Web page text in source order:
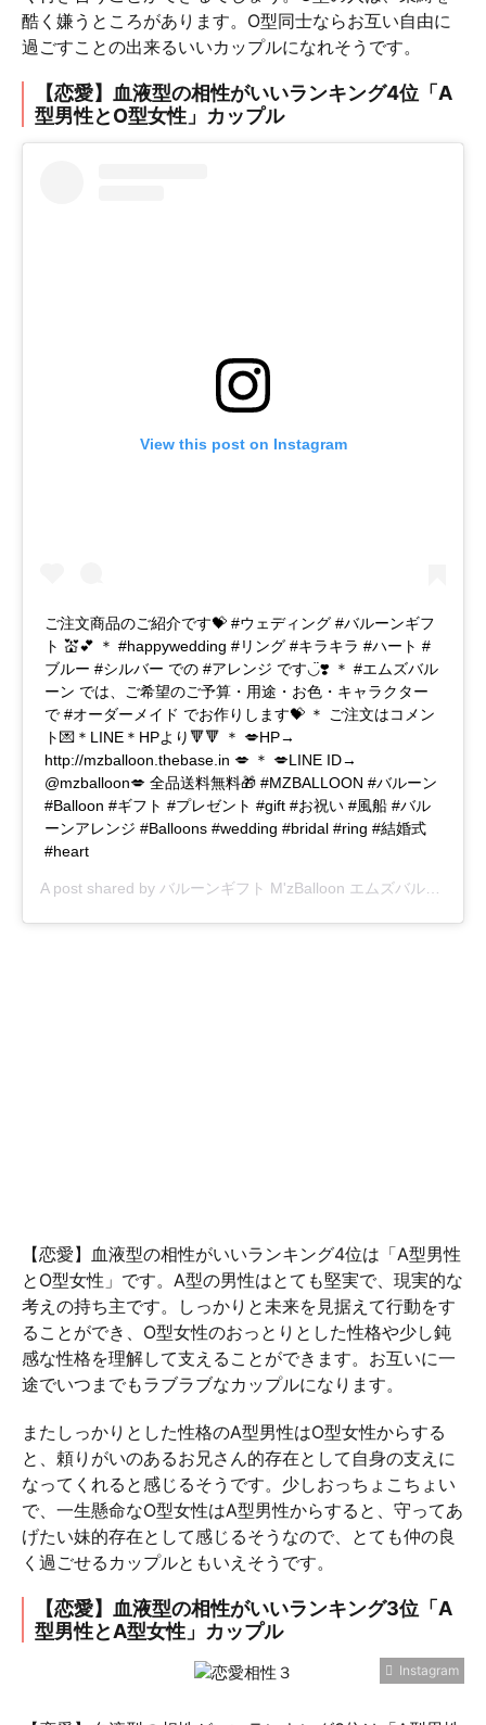
酷く嫌うところがあります。O型同士ならお互い自由に
過ごすことの出来るいいカップルになれそうです。
【恋愛】血液型の相性がいいランキング4位「A
型男性とO型女性」カップル
View this post on Instagram
ご注文商品のご紹介です💝 #ウェディング #バルーンギフ
ト 💒💕 ＊ #happywedding #リング #キラキラ #ハート #
ブルー #シルバー での #アレンジ です◡̈❣️ ＊ #エムズバル
ーン では、ご希望のご予算・用途・お色・キャラクター
で #オーダーメイド でお作りします💝 ＊ ご注文はコメン
ト💌＊LINE＊HPより🔻🔻 ＊ 💋HP→
http://mzballoon.thebase.in 💋 ＊ 💋LINE ID→
@mzballoon💋 全品送料無料🎁 #MZBALLOON #バルーン
#Balloon #ギフト #プレゼント #gift #お祝い #風船 #バル
ーンアレンジ #Balloons #wedding #bridal #ring #結婚式
#heart
A post shared by バルーンギフト M'zBalloon エムズバルーン
【恋愛】血液型の相性がいいランキング4位は「A型男性
とO型女性」です。A型の男性はとても堅実で、現実的な
考えの持ち主です。しっかりと未来を見据えて行動をす
ることができ、O型女性のおっとりとした性格や少し鈍
感な性格を理解して支えることができます。お互いに一
途でいつまでもラブラブなカップルになります。
またしっかりとした性格のA型男性はO型女性からする
と、頼りがいのあるお兄さん的存在として自身の支えに
なってくれると感じるそうです。少しおっちょこちょい
で、一生懸命なO型女性はA型男性からすると、守ってあ
げたい妹的存在として感じるそうなので、とても仲の良
く過ごせるカップルともいえそうです。
【恋愛】血液型の相性がいいランキング3位「A
型男性とA型女性」カップル
Instagram